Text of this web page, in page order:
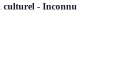
- Inconnu